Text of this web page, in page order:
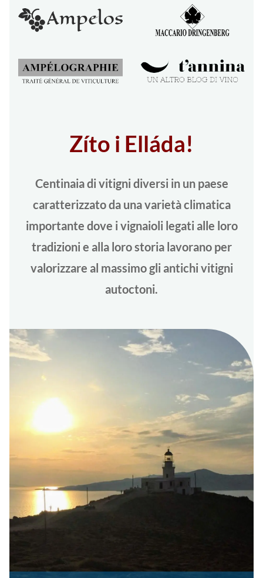
Zíto i Elláda!
Centinaia di vitigni diversi in un paese
caratterizzato da una varietà climatica
importante dove i vignaioli legati alle loro
tradizioni e alla loro storia lavorano per
valorizzare al massimo gli antichi vitigni
autoctoni.